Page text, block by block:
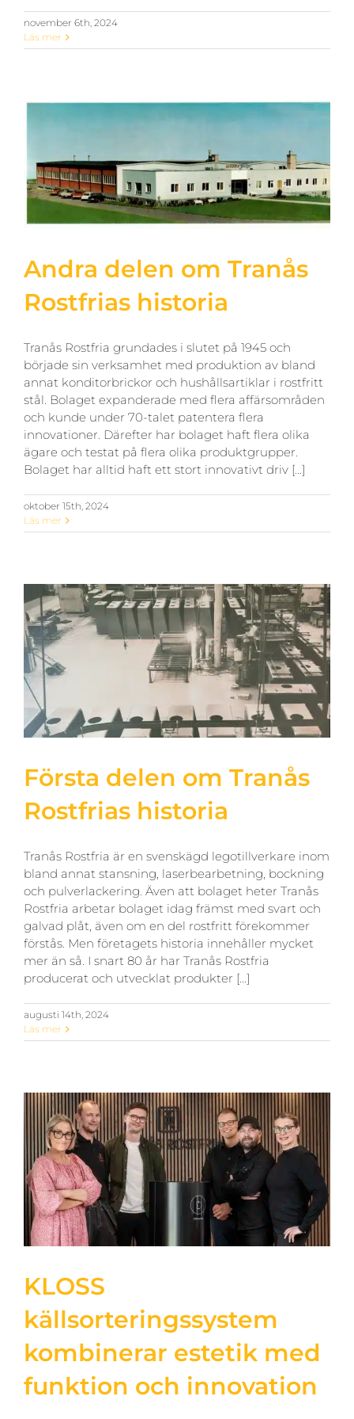
november 6th, 2024
Läs mer
Andra delen om Tranås
Rostfrias historia
Tranås Rostfria grundades i slutet på 1945 och
började sin verksamhet med produktion av bland
annat konditorbrickor och hushållsartiklar i rostfritt
stål. Bolaget expanderade med flera affärsområden
och kunde under 70-talet patentera flera
innovationer. Därefter har bolaget haft flera olika
ägare och testat på flera olika produktgrupper.
Bolaget har alltid haft ett stort innovativt driv [...]
oktober 15th, 2024
Läs mer
Första delen om Tranås
Rostfrias historia
Tranås Rostfria är en svenskägd legotillverkare inom
bland annat stansning, laserbearbetning, bockning
och pulverlackering. Även att bolaget heter Tranås
Rostfria arbetar bolaget idag främst med svart och
galvad plåt, även om en del rostfritt förekommer
förstås. Men företagets historia innehåller mycket
mer än så. I snart 80 år har Tranås Rostfria
producerat och utvecklat produkter [...]
augusti 14th, 2024
Läs mer
KLOSS
källsorteringssystem
kombinerar estetik med
funktion och innovation